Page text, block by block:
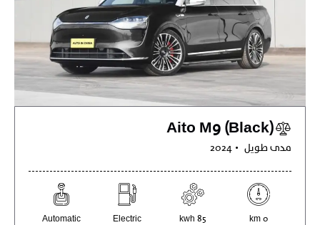
Aito M9 (Black)
مدى طويل 2024
0 km
85 kwh
Electric
Automatic